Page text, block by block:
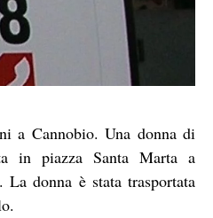
a Cannobio. Una donna di
in piazza Santa Marta a
donna è stata trasportata